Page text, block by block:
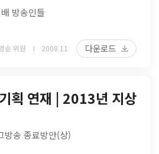
방송인들
순 위원 2008 11 다운로드
획 연재 | 2013년 지상
방송 종료방안(상)